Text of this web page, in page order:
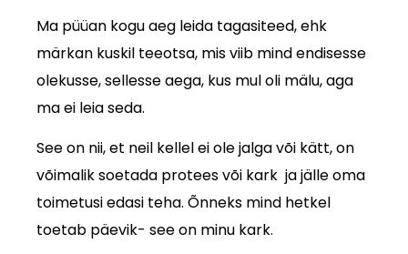
Ma püüan kogu aeg leida tagasiteed, ehk
märkan kuskil teeotsa, mis viib mind endisesse
olekusse, sellesse aega, kus mul oli mälu, aga
ma ei leia seda.
See on nii, et neil kellel ei ole jalga või kätt, on
võimalik soetada protees või kark ja jälle oma
toimetusi edasi teha. Õnneks mind hetkel
toetab päevik- see on minu kark.